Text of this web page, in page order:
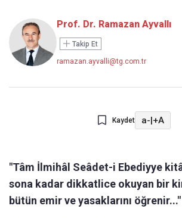
Prof. Dr. Ramazan Ayvallı
Takip Et
ramazan.ayvalli@tg.com.tr
Kaydet a-|+A
"Tâm İlmihâl Seâdet-i Ebediyye
sona kadar dikkatlice okuyan bir
bütün emir ve yasaklarını öğrenir..."